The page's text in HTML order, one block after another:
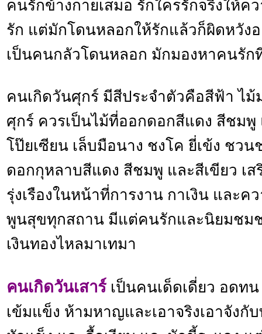
คนรักข้างกายเสมอ รักใครรักจริงให้
รัก แต่มักโดนหลอกให้รักแล้วก็ผิดหวัง
เป็นคนกลัวโดนหลอก มักมองหาคนรัก
คนเกิดวันศุกร์ มีสีประจำตัวคือสีฟ้า ไ
ศุกร์ ควรเป็นไม้ที่ออกดอกสีแดง สีชมพู
โป๊ยเซียน เล็บมือนาง ชงโค ยี่เข้ง ชว
ดอกกุหลาบสีแดง สีชมพู และสีเขียว เส
รุ่งเรืองในหน้าที่การงาน กาเงิน และ
พูนสุขทุกสถาน มีแต่คนรักและนิยมชม
เงินทองไหลมาเทมา
คนเกิดวันเสาร์เป็นคนเด็ดเดี่ยว อดท
เข้มแข็ง ห้ามหาญและเอาจริงเอาจังกั